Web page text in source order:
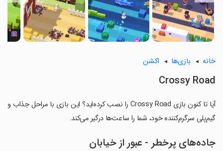
خانه بازی‌ها اکشن
Crossy Road
آیا تا کنون بازی Crossy Road را نصب کرده‌اید؟ این بازی با مراحل جذاب و
گیم‌پلی سرگرم‌کننده خود، شما را ساعت‌ها درگیر می‌کند.
جاده‌های پرخطر - عبور از خیابان